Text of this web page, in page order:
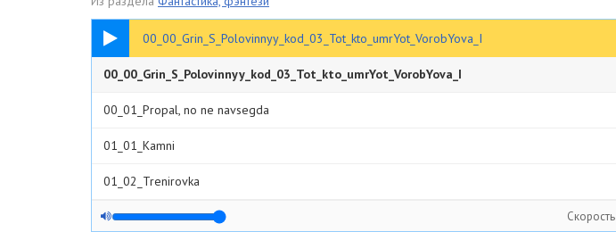
00_00_Grin_S_Polovinnyy_kod_03_Tot_kto_umrYot_VorobYova_I
00:33
00_00_Grin_S_Polovinnyy_kod_03_Tot_kto_umrYot_VorobYova_I
00_01_Propal, no ne navsegda
01_01_Kamni
01_02_Trenirovka
01_03_Primitivnaya lovushka Скорость